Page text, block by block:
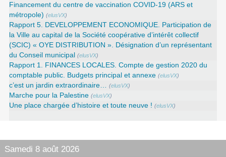
Financement du centre de vaccination COVID-19 (ARS et
métropole) (elusVX)
Rapport 5. DEVELOPPEMENT ECONOMIQUE. Participation de
la Ville au capital de la Société coopérative d’intérêt collectif
(SCIC) « OYE DISTRIBUTION ». Désignation d’un représentant
du Conseil municipal (elusVX)
Rapport 1. FINANCES LOCALES. Compte de gestion 2020 du
comptable public. Budgets principal et annexe (elusVX)
c’est un jardin extraordinaire… (elusVX)
Marche pour la Palestine (elusVX)
Une place chargée d’histoire et toute neuve ! (elusVX)
Samedi 8 août 2026